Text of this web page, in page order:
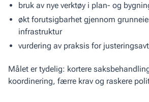
bruk av nye verktøy i plan- og
økt forutsigbarhet gjennom
infrastruktur
vurdering av praksis for
Målet er tydelig: kortere
koordinering, færre krav og raskere